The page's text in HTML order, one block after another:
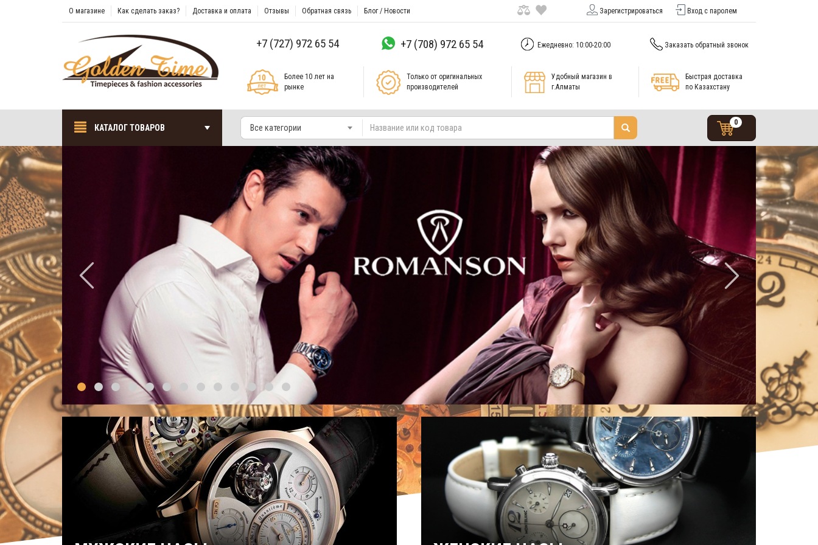
О магазине Как сделать заказ? Доставка и оплата Отзывы Обратная связь Блог / Новости Зарегистрироваться Вход с паролем
+7 (727) 972 65 54 +7 (708) 972 65 54 Ежедневно: 10:00-20:00 Заказать обратный звонок
Более 10 лет на
рынке
Только от оригинальных
производителей
Удобный магазин в
г.Алматы
Быстрая доставка
по Казахстану
КАТАЛОГ ТОВАРОВ Все категории
0